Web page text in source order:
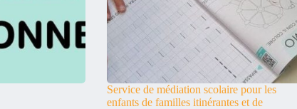
Service de médiation scolaire pour les
enfants de familles itinérantes et de